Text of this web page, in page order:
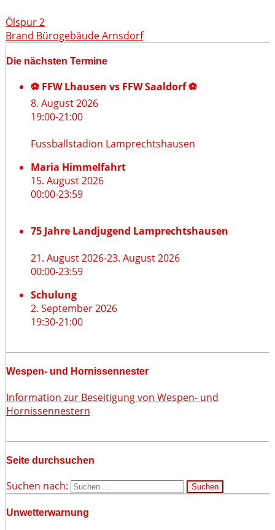
Ölspur 2
Brand Bürogebäude Arnsdorf
Die nächsten Termine
⚽ FFW Lhausen vs FFW Saaldorf ⚽
8. August 2026
19:00-21:00
Fussballstadion Lamprechtshausen
Maria Himmelfahrt
15. August 2026
00:00-23:59
75 Jahre Landjugend Lamprechtshausen
21. August 2026-23. August 2026
00:00-23:59
Schulung
2. September 2026
19:30-21:00
Wespen- und Hornissennester
Information zur Beseitigung von Wespen- und
Hornissennestern
Seite durchsuchen
Suchen nach:
Unwetterwarnung